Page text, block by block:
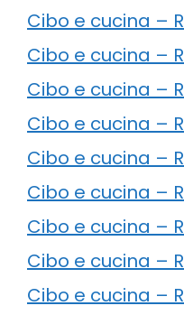
Cibo e cucina –
Cibo e cucina –
Cibo e cucina –
Cibo e cucina –
Cibo e cucina –
Cibo e cucina –
Cibo e cucina –
Cibo e cucina –
Cibo e cucina –